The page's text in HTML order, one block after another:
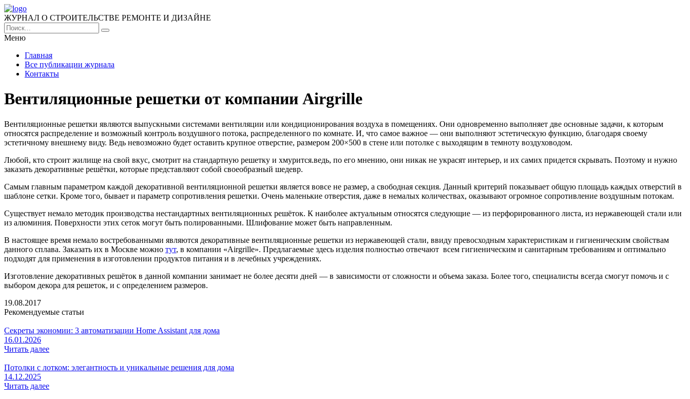
ЖУРНАЛ О СТРОИТЕЛЬСТВЕ РЕМОНТЕ И ДИЗАЙНЕ
Меню
Главная
Все публикации журнала
Контакты
Вентиляционные решетки от компании Airgrille
Вентиляционные решетки являются выпускными системами вентиляции или кондиционирования воздуха в помещениях. Они одновременно выполняет две основные задачи, к которым
относятся распределение и возможный контроль воздушного потока, распределенного по комнате. И, что самое важное — они выполняют эстетическую функцию, благодаря своему
эстетичному внешнему виду. Ведь невозможно будет оставить крупное отверстие, размером 200×500 в стене или потолке с выходящим в темноту воздуховодом.
Любой, кто строит жилище на свой вкус, смотрит на стандартную решетку и хмурится.ведь, по его мнению, они никак не украсят интерьер, и их самих придется скрывать. Поэтому и нужно
заказать декоративные решётки, которые представляют собой своеобразный шедевр.
Самым главным параметром каждой декоративной вентиляционной решетки является вовсе не размер, а свободная секция. Данный критерий показывает общую площадь каждых отверстий в
шаблоне сетки. Кроме того, бывает и параметр сопротивления решетки. Очень маленькие отверстия, даже в немалых количествах, оказывают огромное сопротивление воздушным потокам.
Существует немало методик производства нестандартных вентиляционных решёток. К наиболее актуальным относятся следующие — из перфорированного листа, из нержавеющей стали или
из алюминия. Поверхности этих сеток могут быть полированными. Шлифование может быть направленным.
В настоящее время немало востребованными являются декоративные вентиляционные решетки из нержавеющей стали, ввиду превосходным характеристикам и гигиеническим свойствам
данного сплава. Заказать их в Москве можно тут, в компании «Airgrille». Предлагаемые здесь изделия полностью отвечают всем гигиеническим и санитарным требованиям и оптимально
подходят для применения в изготовлении продуктов питания и в лечебных учреждениях.
Изготовление декоративных решёток в данной компании занимает не более десяти дней — в зависимости от сложности и объема заказа. Более того, специалисты всегда смогут помочь и с
выбором декора для решеток, и с определением размеров.
19.08.2017
Рекомендуемые статьи
Секреты экономии: 3 автоматизации Home Assistant для дома
16.01.2026
Читать далее
Потолки с лотком: элегантность и уникальные решения для дома
14.12.2025
Читать далее